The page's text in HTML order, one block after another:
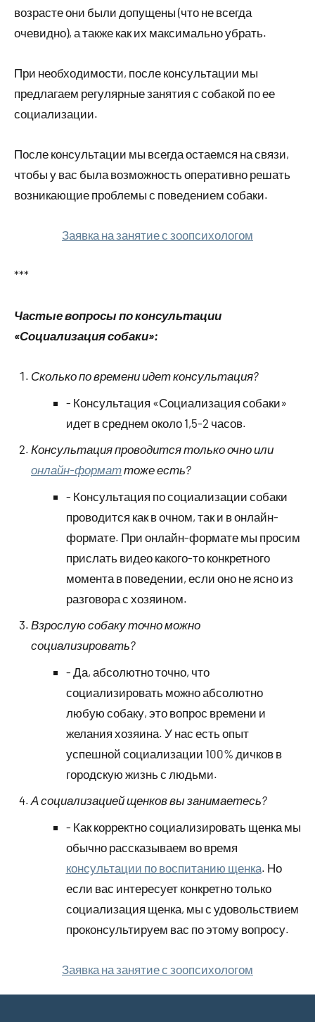
возрасте они были допущены (что не всегда
очевидно), а также как их максимально убрать.
При необходимости, после консультации мы
предлагаем регулярные занятия с собакой по ее
социализации.
После консультации мы всегда остаемся на связи,
чтобы у вас была возможность оперативно решать
возникающие проблемы с поведением собаки.
Заявка на занятие с зоопсихологом
***
Частые вопросы по консультации
«Социализация собаки»:
Сколько по времени идет консультация?
- Консультация «Социализация собаки»
идет в среднем около 1,5-2 часов.
Консультация проводится только очно или
онлайн-форматтоже есть?
- Консультация по социализации собаки
проводится как в очном, так и в онлайн-
формате. При онлайн-формате мы просим
прислать видео какого-то конкретного
момента в поведении, если оно не ясно из
разговора с хозяином.
Взрослую собаку точно можно
социализировать?
- Да, абсолютно точно, что
социализировать можно абсолютно
любую собаку, это вопрос времени и
желания хозяина. У нас есть опыт
успешной социализации 100% дичков в
городскую жизнь с людьми.
А социализацией щенков вы занимаетесь?
- Как корректно социализировать щенка мы
обычно рассказываем во время
консультации по воспитанию щенка. Но
если вас интересует конкретно только
социализация щенка, мы с удовольствием
проконсультируем вас по этому вопросу.
Заявка на занятие с зоопсихологом